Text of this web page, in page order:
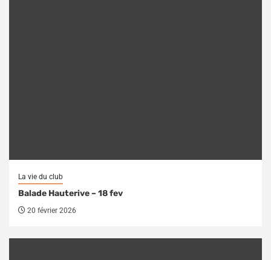
La vie du club
Balade Hauterive – 18 fev
20 février 2026